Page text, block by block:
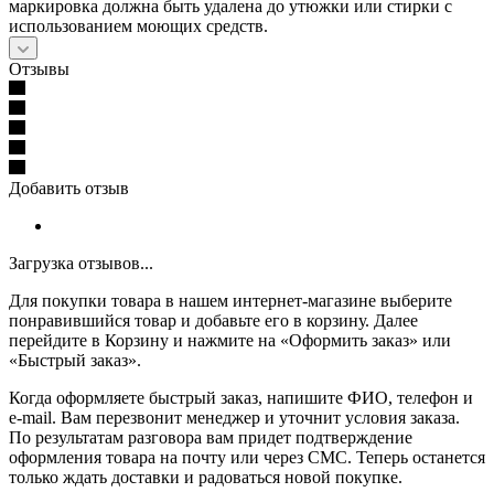
маркировка должна быть удалена до утюжки или стирки с
использованием моющих средств.
Отзывы
Добавить отзыв
Загрузка отзывов...
Для покупки товара в нашем интернет-магазине выберите
понравившийся товар и добавьте его в корзину. Далее
перейдите в Корзину и нажмите на «Оформить заказ» или
«Быстрый заказ».
Когда оформляете быстрый заказ, напишите ФИО, телефон и
e-mail. Вам перезвонит менеджер и уточнит условия заказа.
По результатам разговора вам придет подтверждение
оформления товара на почту или через СМС. Теперь останется
только ждать доставки и радоваться новой покупке.